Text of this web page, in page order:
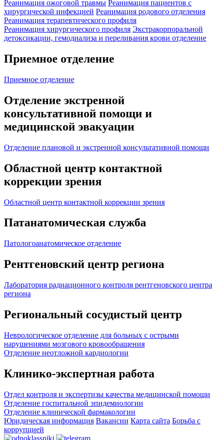
Реанимация ожоговой травмы Реанимация пациентов с
хирургической инфекцией Реанимация родового отделения
Реанимация терапевтического профиля
Реанимация хирургического профиля Экстракорпоральной
детоксикации, гемодиализа и переливания крови отделение
Приемное отделение
Приемное отделение
Отделение экстренной
консультативной помощи и
медицинской эвакуации
Отделение плановой и экстренной консультативной помощи
Областной центр контактной
коррекции зрения
Областной центр контактной коррекции зрения
Патанатомическая служба
Патологоанатомическое отделение
Рентгеновский центр региона
Лаборатория радиационного контроля рентгеновского центра
региона
Региональный сосудистый центр
Неврологическое отделение для больных с острыми
нарушениями мозгового кровообращения
Отделение неотложной кардиологии
Клинико-экспертная работа
Отдел контроля и экспертизы качества медицинской помощи
Отделение госпитальной эпидемиологии
Отделение клинической фармакологии
Юридическая информация Вакансии Карта сайта Борьба с
коррупцией